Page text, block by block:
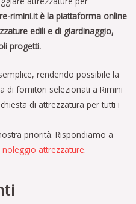
rimini.it è la piattaforma online
edili e di giardinaggio,
progetti.
rendendo possibile la
di fornitori selezionati a Rimini
di attrezzatura per tutti i
priorità. Rispondiamo a
noleggio attrezzature.